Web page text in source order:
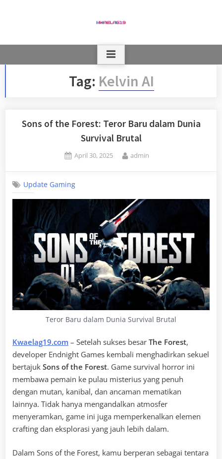
Tag: Kelvin AI
Sons of the Forest: Teror Baru dalam Dunia
Survival Brutal
Posted
April 30, 2025 By
admin
Update Gaming
Teror Baru dalam Dunia Survival Brutal
Kwaelag19.com – Setelah sukses besar The Forest,
developer Endnight Games kembali menghadirkan sekuel
bertajuk Sons of the Forest. Game survival horror ini
membawa pemain ke pulau misterius yang penuh
dengan mutan, kanibal, dan ancaman mematikan
lainnya. Tidak hanya mengandalkan atmosfer
menyeramkan, game ini juga memperkenalkan elemen
crafting dan eksplorasi yang jauh lebih dalam.
Dalam Sons of the Forest, kamu berperan sebagai tentara